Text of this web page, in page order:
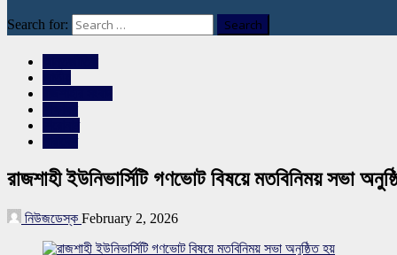
Search for:
রাজশাহী ইউনিভার্সিটি গণভোট বিষয়ে মতবিনিময় সভা
নিউজডেস্ক February 2, 2026